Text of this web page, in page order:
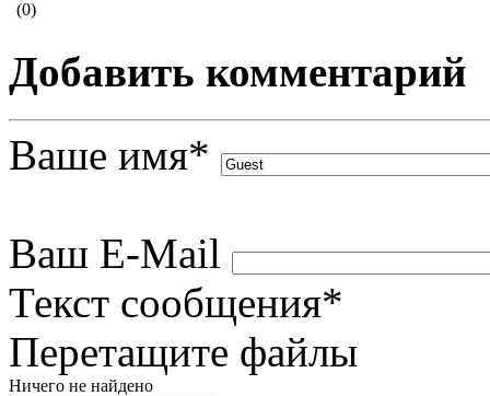
(0)
Добавить комментарий
Ваше имя*
Ваш E-Mail
Текст сообщения*
Перетащите файлы
Ничего не найдено